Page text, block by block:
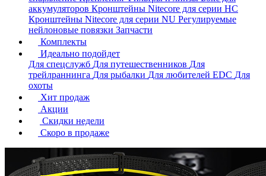
аккумуляторов Кронштейны Nitecore для серии HС
Кронштейны Nitecore для серии NU Регулируемые
нейлоновые повязки Запчасти
Комплекты
Идеально подойдет
Для спецслужб Для путешественников Для
трейлраннинга Для рыбалки Для любителей EDC Для
охоты
Хит продаж
Акции
Скидки недели
Скоро в продаже